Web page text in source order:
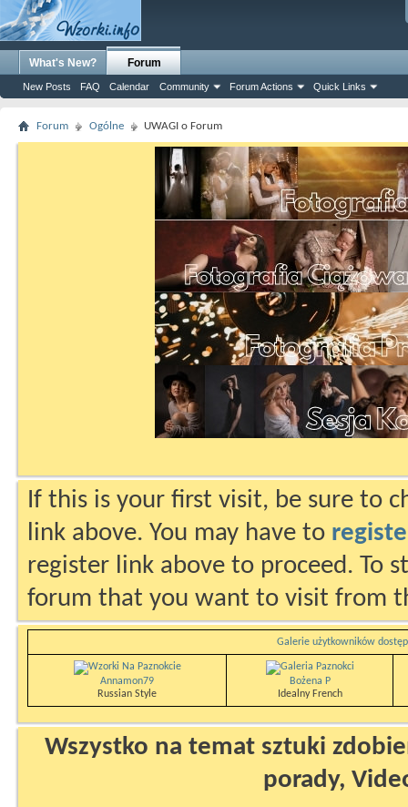
What's New? Forum
New Posts FAQ Calendar Community Forum Actions Quick Links
Forum Ogólne UWAGI o Forum
If this is your first visit, be sure to
link above. You may have to
register link above to proceed. To
forum that you want to visit from
Galerie użytkowników
Annamon79
Russian Style
Bożena P
Idealny French
Wszystko na temat sztuki
porady,